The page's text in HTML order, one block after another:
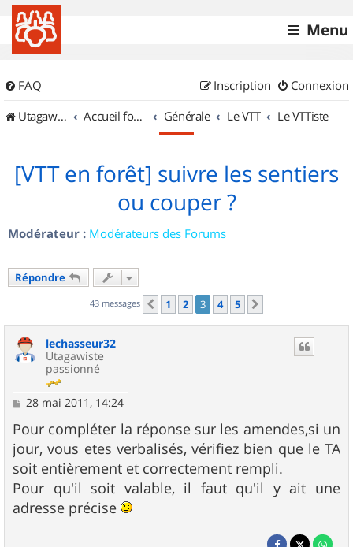
Menu
FAQ Connexion
Inscription
UtagawaVTT (Randos VTT et VTTAE avec traces GPS)
Accueil forum Générale Le VTT Le VTTiste
[VTT en forêt] suivre les sentiers
ou couper ?
Modérateur : Modérateurs des Forums
Répondre
43 messages Précédent
1 2 3 4 5
lechasseur32
Utagawiste
passionné
M
s
s
a
g
e
28 mai 2011, 14:24
Pour compléter la réponse sur les amendes,si un
jour, vous etes verbalisés, vérifiez bien que le TA
soit entièrement et correctement rempli.
Pour qu'il soit valable, il faut qu'il y ait une
adresse précise